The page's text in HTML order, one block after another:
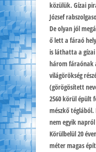
közülük. Gízai
József
De olyan jól
ő lett a fáraó
is láthatta a
három fáraónak
világörökség
(görögösített
2560 körül épült
mészkő téglából.
nem egyik
Körülbelül 20
méter magas